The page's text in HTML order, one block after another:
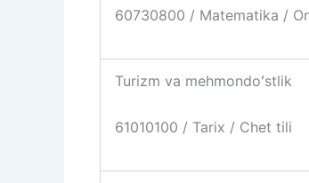
60730800 / Matematika /
Turizm va mehmondoʻstlik
61010100 / Tarix / Chet tili